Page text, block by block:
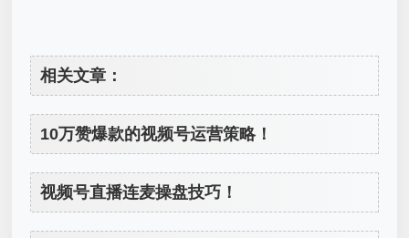
相关文章：
10万赞爆款的视频号运营策略！
视频号直播连麦操盘技巧！